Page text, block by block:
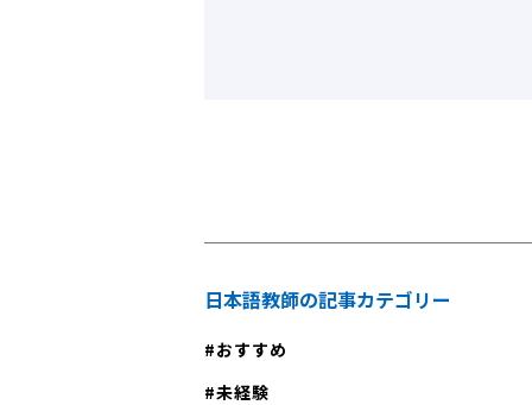
日本語教師の記事カテゴリー
おすすめ
未経験